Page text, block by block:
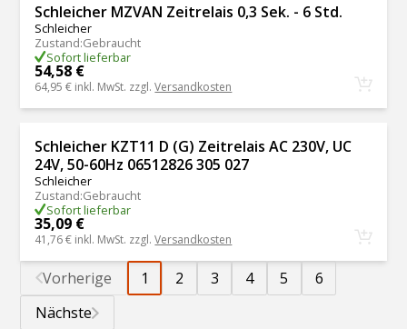
Schleicher MZVAN Zeitrelais 0,3 Sek. - 6 Std.
Schleicher
Zustand:Gebraucht
Sofort lieferbar
54,58 €
64,95 € inkl. MwSt. zzgl.Versandkosten
Schleicher KZT11 D (G) Zeitrelais AC 230V, UC
24V, 50-60Hz 06512826 305 027
Schleicher
Zustand:Gebraucht
Sofort lieferbar
35,09 €
41,76 € inkl. MwSt. zzgl.Versandkosten
Vorherige 1 2 3 4 5
6
Nächste